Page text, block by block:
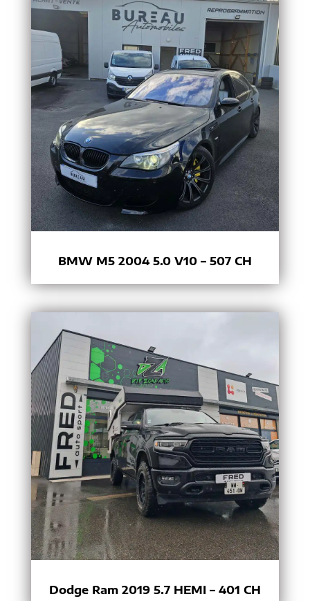
BMW M5 2004 5.0 V10 – 507 CH
Dodge Ram 2019 5.7 HEMI – 401 CH